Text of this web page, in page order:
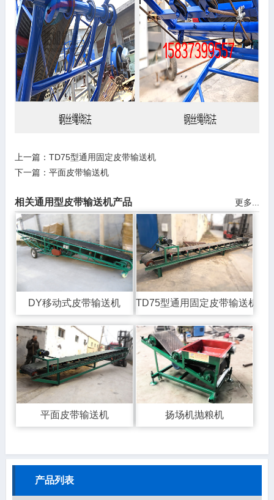
上一篇： TD75型通用固定皮带输送机
下一篇： 平面皮带输送机
相关通用型皮带输送机产品 更多...
DY移动式皮带输送机 TD75型通用固定皮带输送机
平面皮带输送机 扬场机抛粮机
产品列表